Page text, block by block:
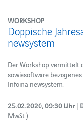
WORKSHOP
Doppische
newsystem
Der Workshop vermittelt
sowiesoftware
Infoma newsystem.
25.02.2020, 09:30 Uhr|
MwSt.)